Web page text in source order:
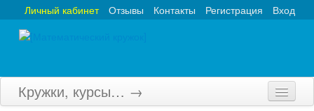
Вход
Регистрация
Контакты
Отзывы
Личный кабинет
Кружки, курсы… →